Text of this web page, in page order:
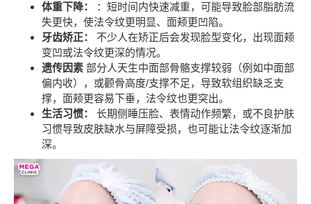
体重下降：
：短时间内快速减重，可能导致脸部脂肪流
失更快，使法令纹更明显、面颊更凹陷。
牙齿矫正：
不少人在矫正后会发现脸型变化，出现面颊
变凹或法令纹更深的情况。
遗传因素 部分人天生中面部骨骼支撑较弱（例如中面部
偏内收），或颧骨高度/支撑不足，导致软组织缺乏支
撑，面颊更容易下垂，法令纹也更突出。
生活习惯：
长期侧睡压脸、表情动作频繁，或不良护肤
习惯导致皮肤缺水与屏障受损，也可能让法令纹逐渐加
深。